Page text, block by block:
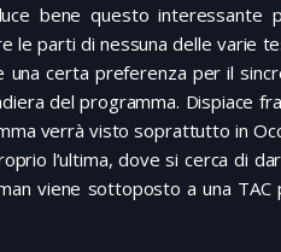
bene questo
le parti di nessuna delle varie
una certa preferenza per il
del programma. Dispiace
verrà visto soprattutto in
l’ultima, dove si cerca di
viene sottoposto a una